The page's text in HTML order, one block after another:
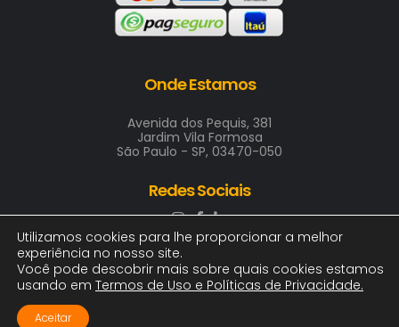
Onde Estamos
Avenida dos Pequis, 381
Jardim Vila Formosa
São Paulo - SP, 03470-050
Redes Sociais
2025 © ARTE & COR INDUSTRIA GRAFICA LTDA
00.411.688/0001-00 | Todos os direitos, logotipos e
Utilizamos cookies para lhe proporcionar a melhor
experiência no nosso site.
Você pode descobrir mais sobre quais cookies estamos
usando em Termos de Uso e Políticas de Privacidade.
Aceitar